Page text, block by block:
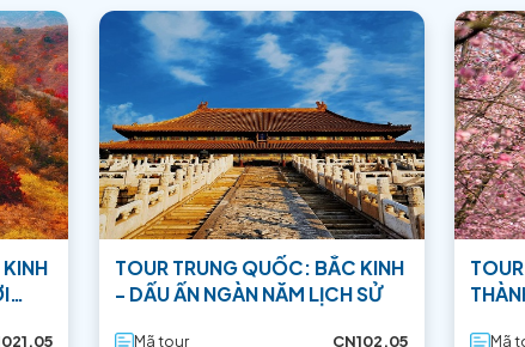
sông mà còn có thể nhìn thấy ngôi chùa cao và
trong
tour du lịch Trung Quốc để bạn tham quan
hành lang Song Các ...